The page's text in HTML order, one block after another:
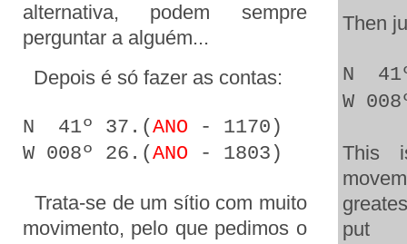
alternativa, podem sempre
perguntar a alguém...
Depois é só fazer as contas:
N 41º 37.(ANO - 1170)
W 008º 26.(ANO - 1803)
Trata-se de um sítio com muito
movimento, pelo que pedimos o
Then
N
W
This
put